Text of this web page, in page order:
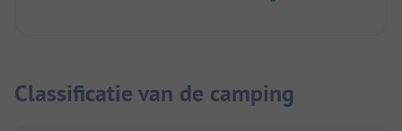
Classificatie van de camping